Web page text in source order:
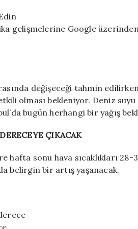
gelişmelerine Google
değişeceği tahmin
olması bekleniyor. Deniz suyu
bugün herhangi bir yağış
ÇIKACAK
hafta sonu hava sıcaklıkları
belirgin bir artış yaşanacak.